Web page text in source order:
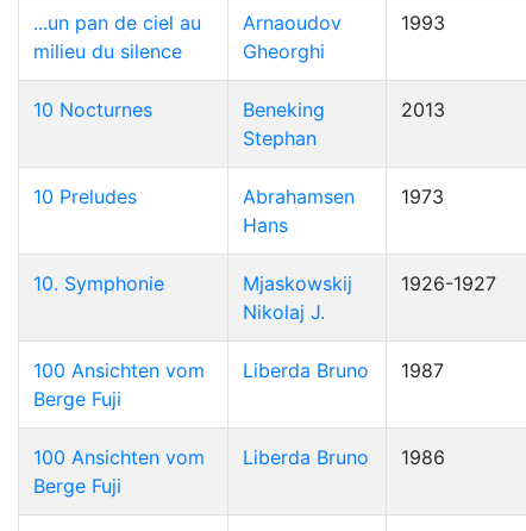
...un pan de ciel au
milieu du silence
Arnaoudov
Gheorghi
1993
10 Nocturnes
Beneking
Stephan
2013
10 Preludes
Abrahamsen
Hans
1973
10. Symphonie
Mjaskowskij
Nikolaj J.
1926-1927
100 Ansichten vom
Berge Fuji
Liberda Bruno 1987
100 Ansichten vom
Berge Fuji
Liberda Bruno 1986